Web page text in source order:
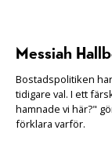
Messiah
Bostadspolitiken
tidigare val. I ett
hamnade vi här?"
förklara varför.